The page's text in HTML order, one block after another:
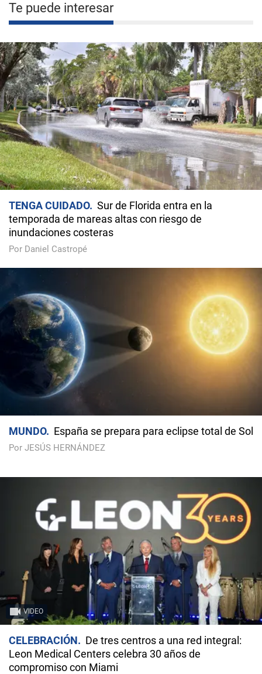
Te puede interesar
TENGA CUIDADO
Sur de Florida entra en la
temporada de mareas altas con riesgo de
inundaciones costeras
Por Daniel Castropé
MUNDO España se prepara para eclipse total de Sol
Por JESÚS HERNÁNDEZ
VIDEO
CELEBRACIÓN
De tres centros a una red integral:
Leon Medical Centers celebra 30 años de
compromiso con Miami